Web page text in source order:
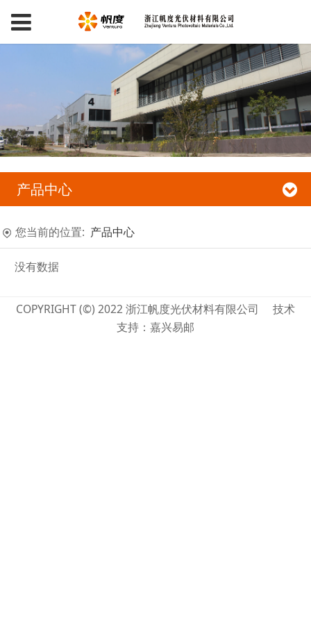
产品中心
您当前的位置: 产品中心
没有数据
COPYRIGHT (©) 2022 浙江帆度光伏材料有限公司 技术
支持：嘉兴易邮